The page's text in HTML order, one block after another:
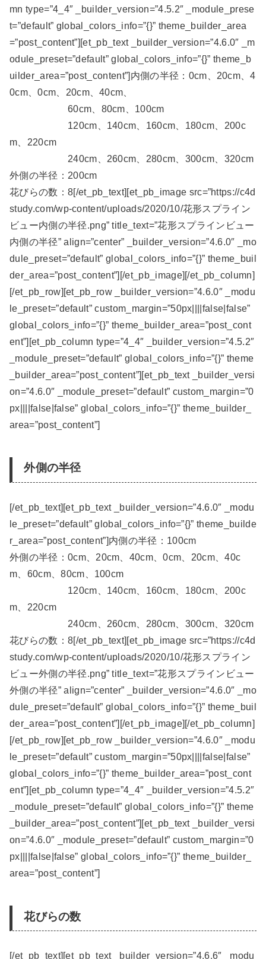
mn type=”4_4″ _builder_version=”4.5.2″ _module_prese
t=”default” global_colors_info=”{}” theme_builder_area
=”post_content”][et_pb_text _builder_version=”4.6.0″ _m
odule_preset=”default” global_colors_info=”{}” theme_b
uilder_area=”post_content”]内側の半径：0cm、20cm、4
0cm、0cm、20cm、40cm、
60cm、80cm、100cm
120cm、140cm、160cm、180cm、200c
m、220cm
240cm、260cm、280cm、300cm、320cm
外側の半径：200cm
花びらの数：8[/et_pb_text][et_pb_image src=”https://c4d
study.com/wp-content/uploads/2020/10/花形スプライン
ビュー内側の半径.png” title_text=”花形スプラインビュー
内側の半径” align=”center” _builder_version=”4.6.0″ _mo
dule_preset=”default” global_colors_info=”{}” theme_buil
der_area=”post_content”][/et_pb_image][/et_pb_column]
[/et_pb_row][et_pb_row _builder_version=”4.6.0″ _modu
le_preset=”default” custom_margin=”50px||||false|false”
global_colors_info=”{}” theme_builder_area=”post_cont
ent”][et_pb_column type=”4_4″ _builder_version=”4.5.2″
_module_preset=”default” global_colors_info=”{}” theme
_builder_area=”post_content”][et_pb_text _builder_versi
on=”4.6.0″ _module_preset=”default” custom_margin=”0
px||||false|false” global_colors_info=”{}” theme_builder_
area=”post_content”]
外側の半径
[/et_pb_text][et_pb_text _builder_version=”4.6.0″ _modu
le_preset=”default” global_colors_info=”{}” theme_builde
r_area=”post_content”]内側の半径：100cm
外側の半径：0cm、20cm、40cm、0cm、20cm、40c
m、60cm、80cm、100cm
120cm、140cm、160cm、180cm、200c
m、220cm
240cm、260cm、280cm、300cm、320cm
花びらの数：8[/et_pb_text][et_pb_image src=”https://c4d
study.com/wp-content/uploads/2020/10/花形スプライン
ビュー外側の半径.png” title_text=”花形スプラインビュー
外側の半径” align=”center” _builder_version=”4.6.0″ _mo
dule_preset=”default” global_colors_info=”{}” theme_buil
der_area=”post_content”][/et_pb_image][/et_pb_column]
[/et_pb_row][et_pb_row _builder_version=”4.6.0″ _modu
le_preset=”default” custom_margin=”50px||||false|false”
global_colors_info=”{}” theme_builder_area=”post_cont
ent”][et_pb_column type=”4_4″ _builder_version=”4.5.2″
_module_preset=”default” global_colors_info=”{}” theme
_builder_area=”post_content”][et_pb_text _builder_versi
on=”4.6.0″ _module_preset=”default” custom_margin=”0
px||||false|false” global_colors_info=”{}” theme_builder_
area=”post_content”]
花びらの数
[/et_pb_text][et_pb_text _builder_version=”4.6.6″ _modu